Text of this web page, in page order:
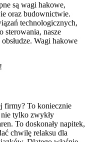
są wagi hakowe,
oraz budownictwie.
technologicznych,
sterowania, nasze
Wagi hakowe
firmy? To koniecznie
tylko zwykły
To doskonały napitek,
chwilę relaksu dla